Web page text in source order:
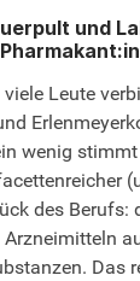
und
Leute
wenig
des Berufs:
Das